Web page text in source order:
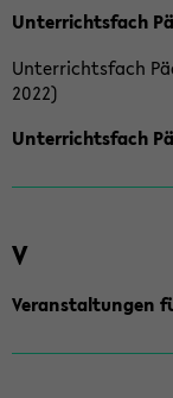
Unterrichtsfach
Unterrichtsfach
2022)
Unterrichtsfach
V
Veranstaltungen